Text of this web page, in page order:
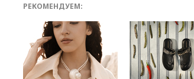
РЕКОМЕНДУЕМ: